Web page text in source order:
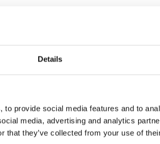
Details
provide social media features and to
media, advertising and analytics
that they’ve collected from your use of
en
met een capaciteit van maar liefst 4000
540 pk welke geleverd is door Scania